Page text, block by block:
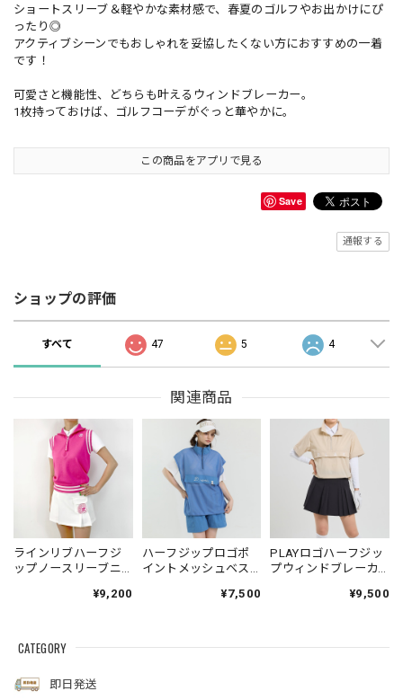
ショートスリーブ＆軽やかな素材感で、春夏のゴルフやお出かけにぴ
ったり◎
アクティブシーンでもおしゃれを妥協したくない方におすすめの一着
です！
可愛さと機能性、どちらも叶えるウィンドブレーカー。
1枚持っておけば、ゴルフコーデがぐっと華やかに。
この商品をアプリで見る
Save
通報する
ショップの評価
すべて 47 5 4
関連商品
ラインリブハーフジ
ップノースリーブニ
¥9,200
ハーフジップロゴポ
イントメッシュベス
¥7,500
PLAYロゴハーフジッ
プウィンドブレーカ
¥9,500
CATEGORY
即日発送